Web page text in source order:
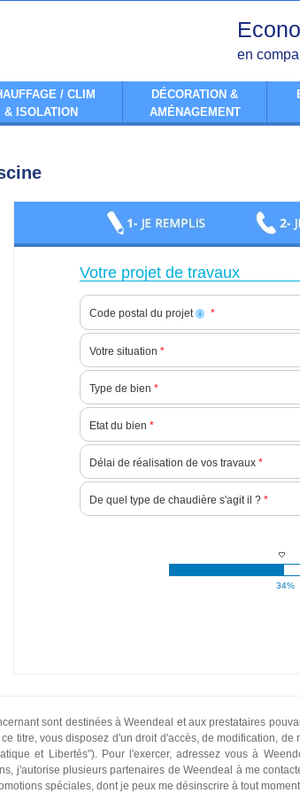
en
/ CLIM
& ISOLATION
DÉCORATION &
AMÉNAGEMENT
Votre projet de travaux
Code postal du projet i *
Votre situation *
Type de bien *
Etat du bien *
Délai de réalisation de vos travaux*
De quel type de chaudière s'agit il ?*
34%
sont destinées à Weendeal et aux prestataires
ce titre, vous disposez d'un droit d'accès, de modification,
et Libertés"). Pour l'exercer, adressez vous à
j'autorise plusieurs partenaires de Weendeal à me
spéciales, dont je peux me désinscrire à tout